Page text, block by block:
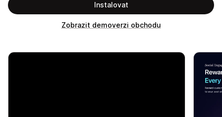
Instalovat
Zobrazit demoverzi obchodu